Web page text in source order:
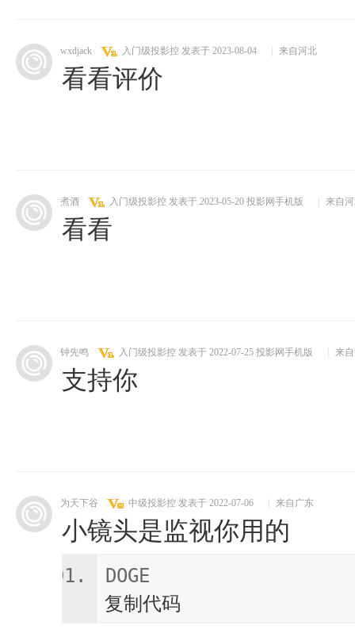
wxdjack 入门级投影控 发表于 2023-08-04 来自河北
看看评价
煮酒 入门级投影控 发表于 2023-05-20 投影网手机版 来自
看看
钟先鸣 入门级投影控 发表于 2022-07-25 投影网手机版 来
支持你
为天下谷 中级投影控 发表于 2022-07-06 来自广东
小镜头是监视你用的
DOGE
复制代码